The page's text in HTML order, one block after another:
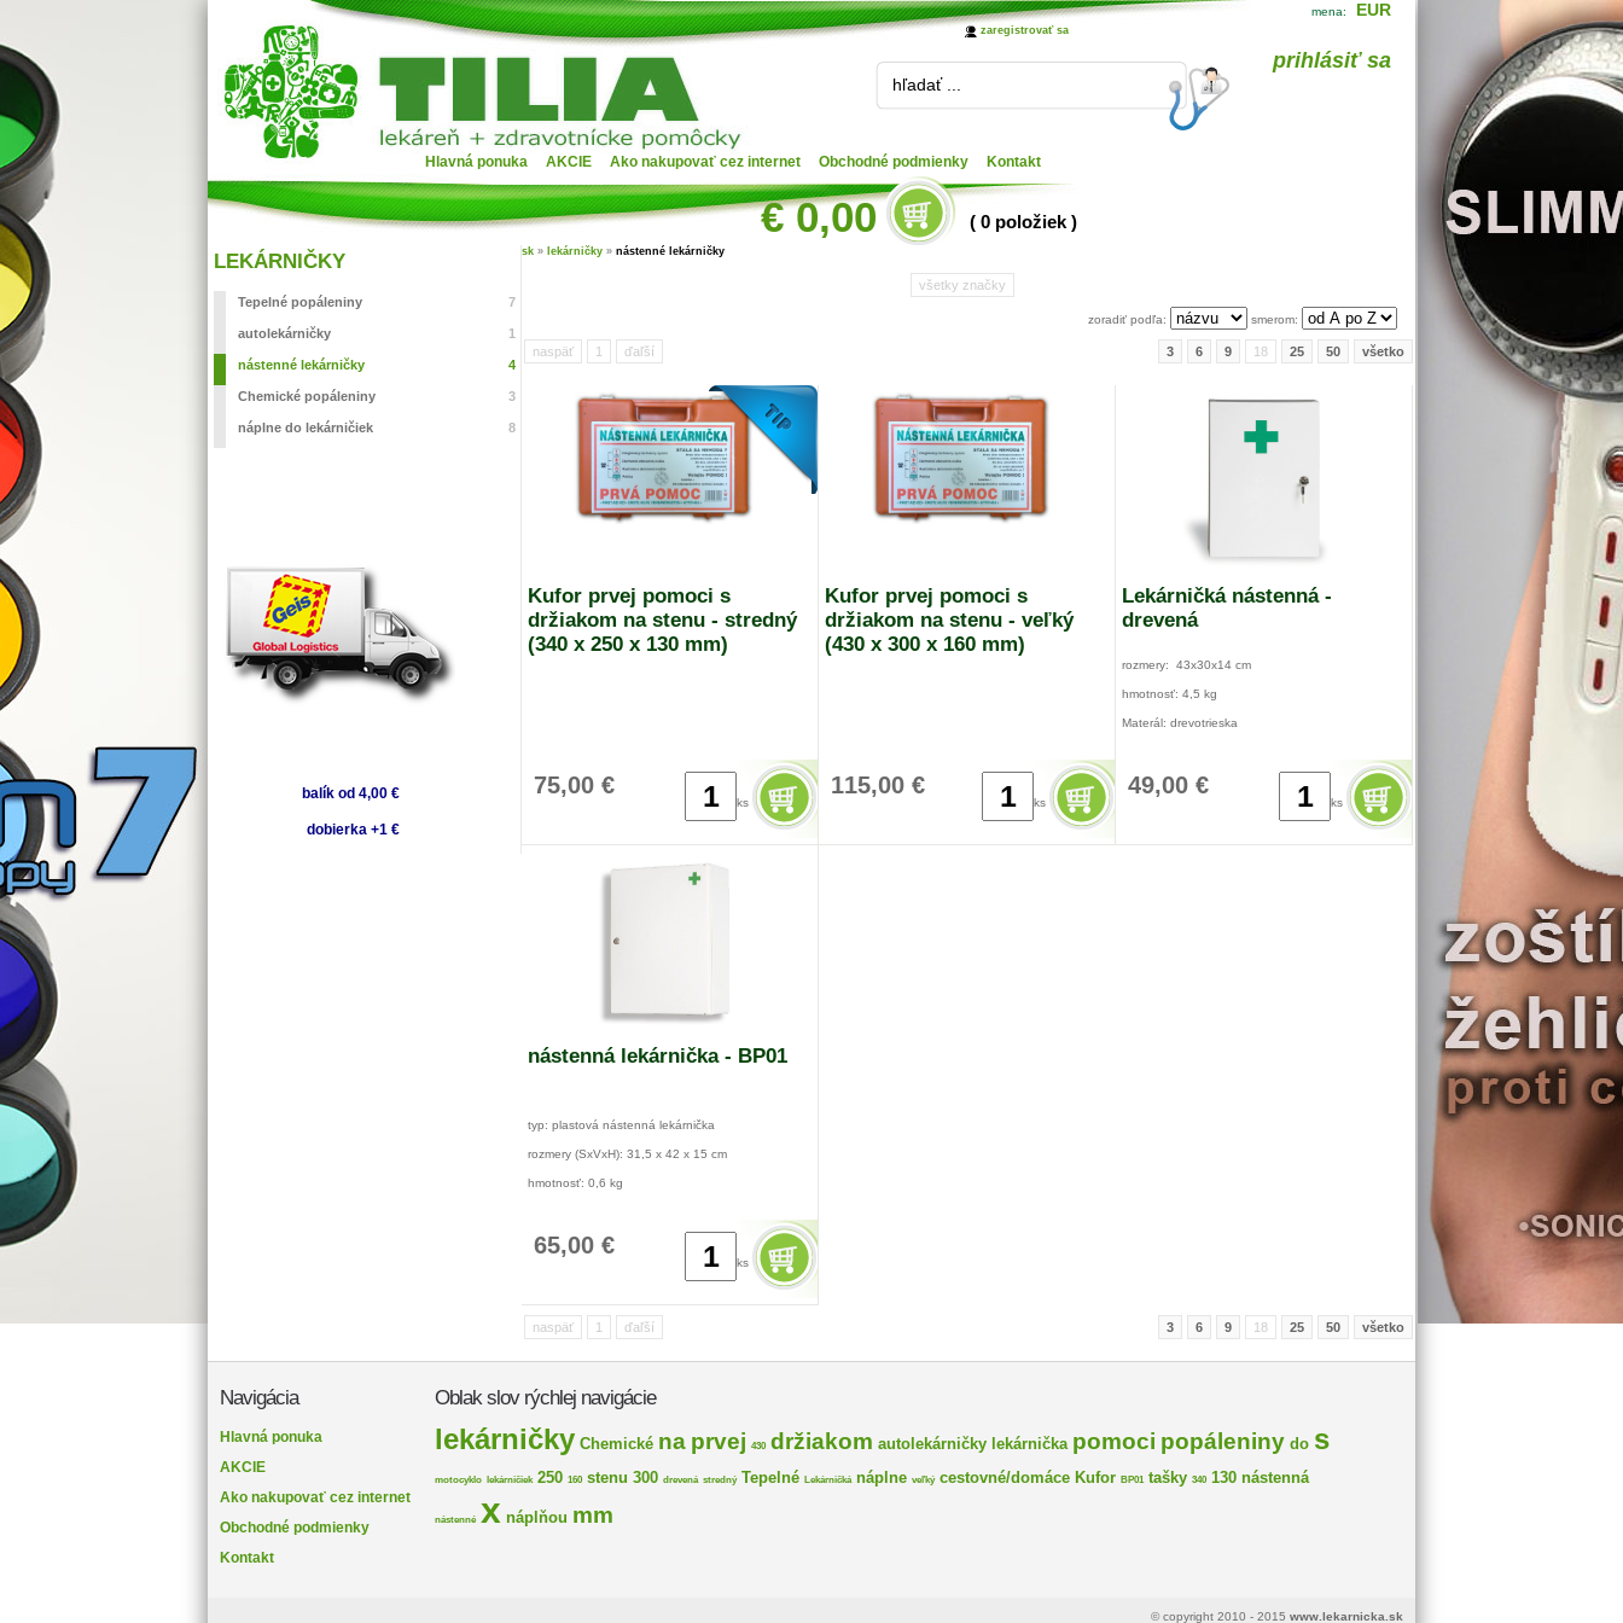
zaregistrovať sa
mena: EUR
prihlásiť sa
Hlavná ponuka AKCIE Ako nakupovať cez internet Obchodné podmienky Kontakt
€ 0,00 ( 0 položiek )
hľadať ...
sk » lekárničky » nástenné lekárničky
všetky značky
zoradiť podľa: smerom:
naspäť 1 ďaľší 3 6 9 18 25 50 všetko
Kufor prvej pomoci s
držiakom na stenu - stredný
(340 x 250 x 130 mm)
75,00 €
ks
Kufor prvej pomoci s
držiakom na stenu - veľký
(430 x 300 x 160 mm)
115,00 €
ks
Lekárničká nástenná -
drevená
rozmery: 43x30x14 cm
hmotnosť: 4,5 kg
Materál: drevotrieska
49,00 €
ks
nástenná lekárnička - BP01
typ: plastová nástenná lekárnička
rozmery (SxVxH): 31,5 x 42 x 15 cm
hmotnosť: 0,6 kg
65,00 €
ks
naspäť 1 ďaľší 3 6 9 18 25 50 všetko
LEKÁRNIČKY
Tepelné popáleniny 7
autolekárničky 1
nástenné lekárničky 4
Chemické popáleniny 3
náplne do lekárničiek 8
balík od 4,00 €
dobierka +1 €
Navigácia
Hlavná ponuka
AKCIE
Ako nakupovať cez internet
Obchodné podmienky
Kontakt
Oblak slov rýchlej navigácie
lekárničky Chemické na prvej 430 držiakom autolekárničky lekárnička pomoci popáleniny do s
motocyklo lekárničiek 250 160 stenu 300 drevená stredný Tepelné Lekárničká náplne veľký cestovné/domáce Kufor BP01 tašky 340 130 nástenná
nástenné x náplňou mm
© copyright 2010 - 2015 www.lekarnicka.sk